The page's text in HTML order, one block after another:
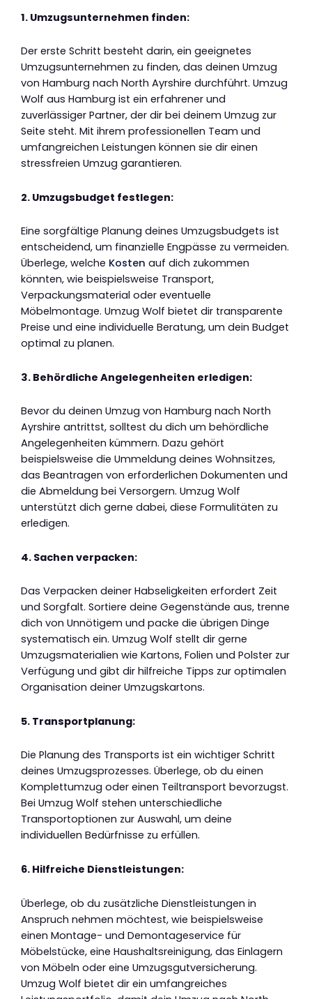
1. Umzugsunternehmen finden:
Der erste Schritt besteht darin, ein geeignetes
Umzugsunternehmen zu finden, das deinen Umzug
von Hamburg nach North Ayrshire durchführt. Umzug
Wolf aus Hamburg ist ein erfahrener und
zuverlässiger Partner, der dir bei deinem Umzug zur
Seite steht. Mit ihrem professionellen Team und
umfangreichen Leistungen können sie dir einen
stressfreien Umzug garantieren.
2. Umzugsbudget festlegen:
Eine sorgfältige Planung deines Umzugsbudgets ist
entscheidend, um finanzielle Engpässe zu vermeiden.
Überlege, welche Kosten auf dich zukommen
könnten, wie beispielsweise Transport,
Verpackungsmaterial oder eventuelle
Möbelmontage. Umzug Wolf bietet dir transparente
Preise und eine individuelle Beratung, um dein Budget
optimal zu planen.
3. Behördliche Angelegenheiten erledigen:
Bevor du deinen Umzug von Hamburg nach North
Ayrshire antrittst, solltest du dich um behördliche
Angelegenheiten kümmern. Dazu gehört
beispielsweise die Ummeldung deines Wohnsitzes,
das Beantragen von erforderlichen Dokumenten und
die Abmeldung bei Versorgern. Umzug Wolf
unterstützt dich gerne dabei, diese Formulitäten zu
erledigen.
4. Sachen verpacken:
Das Verpacken deiner Habseligkeiten erfordert Zeit
und Sorgfalt. Sortiere deine Gegenstände aus, trenne
dich von Unnötigem und packe die übrigen Dinge
systematisch ein. Umzug Wolf stellt dir gerne
Umzugsmaterialien wie Kartons, Folien und Polster zur
Verfügung und gibt dir hilfreiche Tipps zur optimalen
Organisation deiner Umzugskartons.
5. Transportplanung:
Die Planung des Transports ist ein wichtiger Schritt
deines Umzugsprozesses. Überlege, ob du einen
Komplettumzug oder einen Teiltransport bevorzugst.
Bei Umzug Wolf stehen unterschiedliche
Transportoptionen zur Auswahl, um deine
individuellen Bedürfnisse zu erfüllen.
6. Hilfreiche Dienstleistungen:
Überlege, ob du zusätzliche Dienstleistungen in
Anspruch nehmen möchtest, wie beispielsweise
einen Montage- und Demontageservice für
Möbelstücke, eine Haushaltsreinigung, das Einlagern
von Möbeln oder eine Umzugsgutversicherung.
Umzug Wolf bietet dir ein umfangreiches